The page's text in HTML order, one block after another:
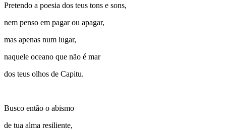
Pretendo a poesia dos teus tons e sons,
nem penso em pagar ou apagar,
mas apenas num lugar,
naquele oceano que não é mar
dos teus olhos de Capitu.
Busco então o abismo
de tua alma resiliente,